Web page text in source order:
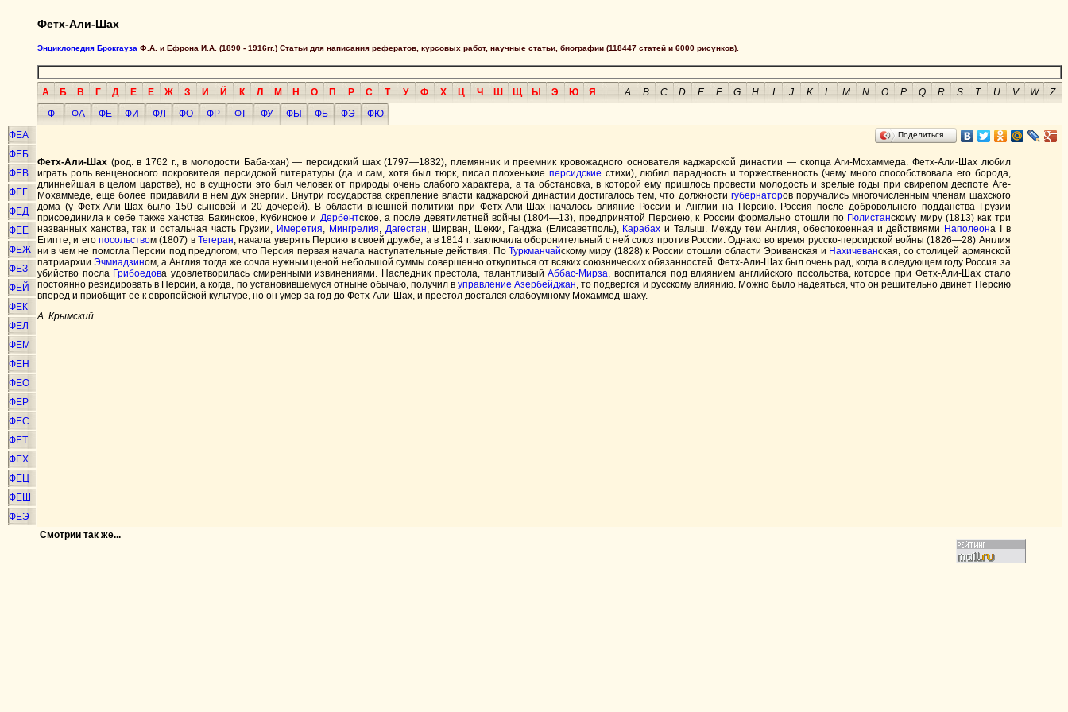
Фетх-Али-Шах
Энциклопедия Брокгауза Ф.А. и Ефрона И.А. (1890 - 1916гг.) Статьи для написания рефератов, курсовых работ, научные статьи, биографии (118447 статей и 6000 рисунков).
А Б В Г Д Е Ё Ж З И Й К Л М Н О П Р С Т У Ф Х Ц Ч Ш Щ Ы Э Ю Я A B C D E F G H I J K L M N O P Q R S T U V W
Z
Ф
ФА ФЕ ФИ ФЛ ФО ФР ФТ ФУ ФЫ ФЬ ФЭ
ФЮ
ФЕА
ФЕБ
ФЕВ
ФЕГ
ФЕД
ФЕЕ
ФЕЖ
ФЕЗ
ФЕЙ
ФЕК
ФЕЛ
ФЕМ
ФЕН
ФЕО
ФЕР
ФЕС
ФЕТ
ФЕХ
ФЕЦ
ФЕШ
ФЕЭ
Поделиться…
Фетх-Али-Шах (род. в 1762 г., в молодости Баба-хан) — персидский шах (1797—1832), племянник и преемник кровожадного основателя каджарской династии — скопца Аги-Мохаммеда. Фетх-Али-Шах любил
играть роль венценосного покровителя персидской литературы (да и сам, хотя был тюрк, писал плохенькиеперсидские стихи), любил парадность и торжественность (чему много способствовала его борода,
длиннейшая в целом царстве), но в сущности это был человек от природы очень слабого характера, а та обстановка, в которой ему пришлось провести молодость и зрелые годы при свирепом деспоте Аге-
Мохаммеде, еще более придавили в нем дух энергии. Внутри государства скрепление власти каджарской династии достигалось тем, что должности губернаторов поручались многочисленным членам шахского
дома (у Фетх-Али-Шах было 150 сыновей и 20 дочерей). В области внешней политики при Фетх-Али-Шах началось влияние России и Англии на Персию. Россия после добровольного подданства Грузии
присоединила к себе также ханства Бакинское, Кубинское и Дербентское, а после девятилетней войны (1804—13), предпринятой Персиею, к России формально отошли по Гюлистанскому миру (1813) как три
названных ханства, так и остальная часть Грузии, Имеретия, Мингрелия, Дагестан, Ширван, Шекки, Ганджа (Елисаветполь), Карабах и Талыш. Между тем Англия, обеспокоенная и действиями Наполеона I в
Египте, и егопосольством (1807) вТегеран, начала уверять Персию в своей дружбе, а в 1814 г. заключила оборонительный с ней союз против России. Однако во время русско-персидской войны (1826—28) Англия
ни в чем не помогла Персии под предлогом, что Персия первая начала наступательные действия. По Туркманчайскому миру (1828) к России отошли области Эриванская и Нахичеванская, со столицей армянской
патриархииЭчмиадзином, а Англия тогда же сочла нужным ценой небольшой суммы совершенно откупиться от всяких союзнических обязанностей. Фетх-Али-Шах был очень рад, когда в следующем году Россия за
убийство посла Грибоедова удовлетворилась смиренными извинениями. Наследник престола, талантливыйАббас-Мирза, воспитался под влиянием английского посольства, которое при Фетх-Али-Шах стало
постоянно резидировать в Персии, а когда, по установившемуся отныне обычаю, получил вуправление Азербейджан, то подвергся и русскому влиянию. Можно было надеяться, что он решительно двинет Персию
вперед и приобщит ее к европейской культуре, но он умер за год до Фетх-Али-Шах, и престол достался слабоумному Мохаммед-шаху.
А. Крымский.
Смотрии так же...